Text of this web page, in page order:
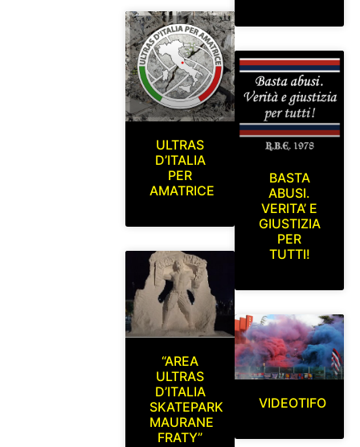
ULTRAS
D’ITALIA
PER
AMATRICE
“AREA
ULTRAS
D’ITALIA
SKATEPARK
MAURANE
FRATY”
BASTA
ABUSI.
VERITA’ E
GIUSTIZIA
PER
TUTTI!
VIDEOTIFO